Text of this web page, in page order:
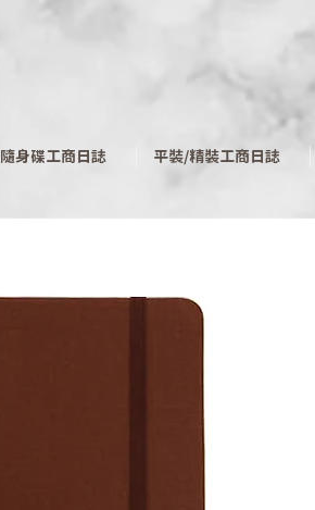
​隨身碟工商日誌 平裝/精裝工商日誌